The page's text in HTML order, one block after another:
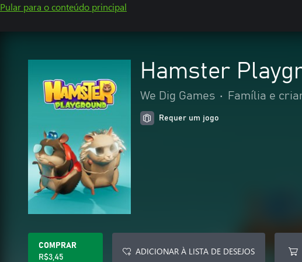
Pular para o conteúdo principal
Hamster
We Dig Games • Família e
Requer um jogo
COMPRAR
R$3,45
ADICIONAR À LISTA DE DESEJOS